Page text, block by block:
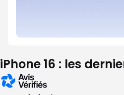
iPhone 16 : les